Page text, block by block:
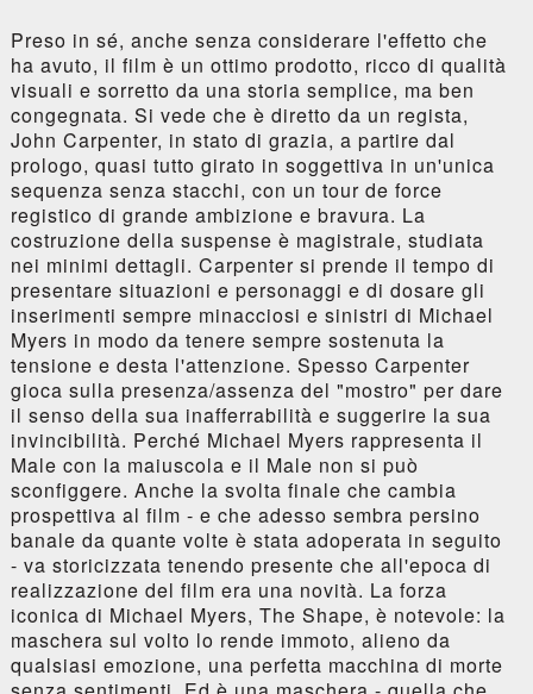
Preso in sé, anche senza considerare l'effetto che
ha avuto, il film è un ottimo prodotto, ricco di qualità
visuali e sorretto da una storia semplice, ma ben
congegnata. Si vede che è diretto da un regista,
John Carpenter, in stato di grazia, a partire dal
prologo, quasi tutto girato in soggettiva in un'unica
sequenza senza stacchi, con un tour de force
registico di grande ambizione e bravura. La
costruzione della suspense è magistrale, studiata
nei minimi dettagli. Carpenter si prende il tempo di
presentare situazioni e personaggi e di dosare gli
inserimenti sempre minacciosi e sinistri di Michael
Myers in modo da tenere sempre sostenuta la
tensione e desta l'attenzione. Spesso Carpenter
gioca sulla presenza/assenza del "mostro" per dare
il senso della sua inafferrabilità e suggerire la sua
invincibilità. Perché Michael Myers rappresenta il
Male con la maiuscola e il Male non si può
sconfiggere. Anche la svolta finale che cambia
prospettiva al film - e che adesso sembra persino
banale da quante volte è stata adoperata in seguito
- va storicizzata tenendo presente che all'epoca di
realizzazione del film era una novità. La forza
iconica di Michael Myers, The Shape, è notevole: la
maschera sul volto lo rende immoto, alieno da
qualsiasi emozione, una perfetta macchina di morte